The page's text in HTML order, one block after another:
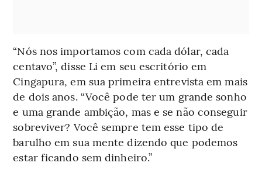
“Nós nos importamos com cada dólar, cada
centavo”, disse Li em seu escritório em
Cingapura, em sua primeira entrevista em mais
de dois anos. “Você pode ter um grande sonho
e uma grande ambição, mas e se não conseguir
sobreviver? Você sempre tem esse tipo de
barulho em sua mente dizendo que podemos
estar ficando sem dinheiro.”